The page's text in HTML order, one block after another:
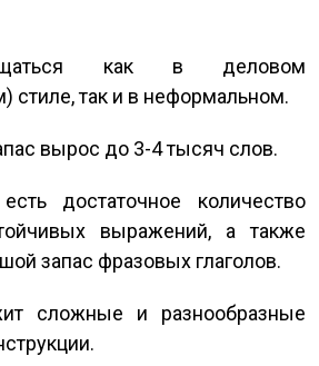
как в деловом
стиле, так и в неформальном.
вырос до 3-4 тысяч слов.
достаточное количество
выражений, а также
запас фразовых глаголов.
сложные и разнообразные